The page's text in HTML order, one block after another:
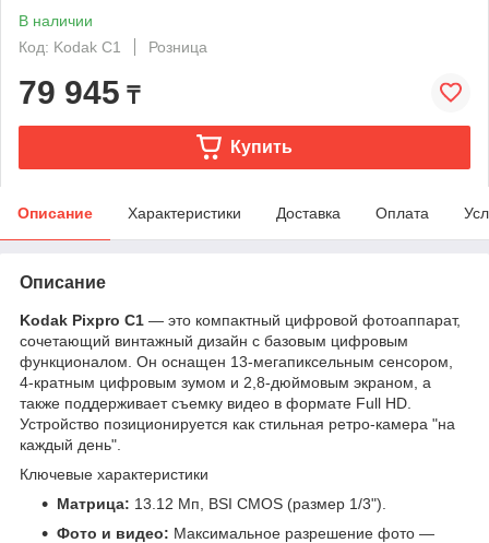
В наличии
Код: Kodak C1
Розница
79 945 ₸
Купить
Описание Характеристики Доставка Оплата
Описание
Kodak Pixpro C1 — это компактный цифровой фотоаппарат,
сочетающий винтажный дизайн с базовым цифровым
функционалом. Он оснащен 13-мегапиксельным сенсором,
4-кратным цифровым зумом и 2,8-дюймовым экраном, а
также поддерживает съемку видео в формате Full HD.
Устройство позиционируется как стильная ретро-камера "на
каждый день".
Ключевые характеристики
Матрица: 13.12 Мп, BSI CMOS (размер 1/3").
Фото и видео: Максимальное разрешение фото —